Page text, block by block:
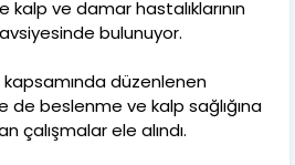
ve damar hastalıklarının
bulunuyor.
kapsamında düzenlenen
de beslenme ve kalp sağlığına
çalışmalar ele alındı.